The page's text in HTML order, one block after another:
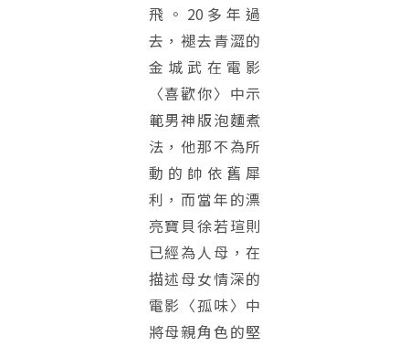
飛。20多年過
去，褪去青澀的
金城武在電影
〈喜歡你〉中示
範男神版泡麵煮
法，他那不為所
動的帥依舊犀
利，而當年的漂
亮寶貝徐若瑄則
已經為人母，在
描述母女情深的
電影〈孤味〉中
將母親角色的堅